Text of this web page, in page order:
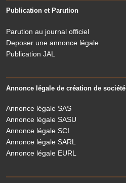
Publication et Parution
Parution au journal officiel
Deposer une annonce légale
Publication JAL
Annonce légale de création de société
Annonce légale SAS
Annonce légale SASU
Annonce légale SCI
Annonce légale SARL
Annonce légale EURL